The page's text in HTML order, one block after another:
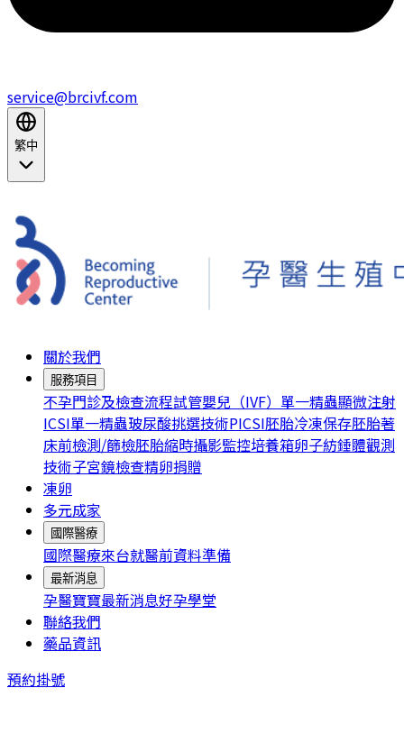
service@brcivf.com
繁中
關於我們
服務項目
不孕門診及檢查流程試管嬰兒（IVF） 單一精蟲顯微注射
ICSI單一精蟲玻尿酸挑選技術PICSI胚胎冷凍保存胚胎著
床前檢測/篩檢胚胎縮時攝影監控培養箱卵子紡錘體觀測
技術子宮鏡檢查精卵捐贈
凍卵
多元成家
國際醫療
國際醫療來台就醫前資料準備
最新消息
孕醫寶寶最新消息好孕學堂
聯絡我們
藥品資訊
預約掛號